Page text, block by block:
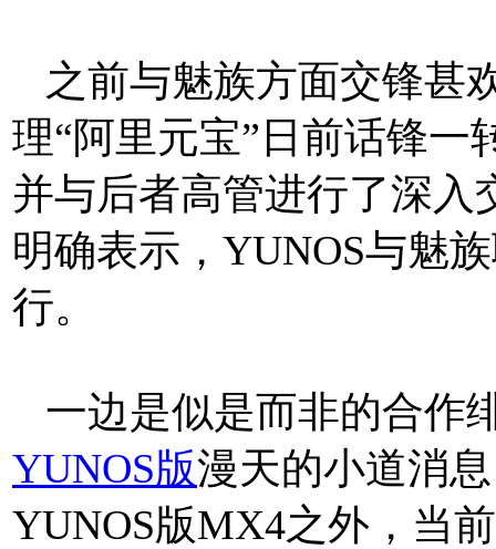
之前与魅族方面交锋甚
理“阿里元宝”日前话锋一
并与后者高管进行了深入
明确表示，YUNOS与魅
行。
一边是似是而非的合作
YUNOS版漫天的小道消
YUNOS版MX4之外，当